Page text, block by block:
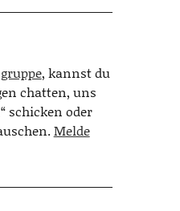
, kannst du
chatten, uns
schicken oder
Melde